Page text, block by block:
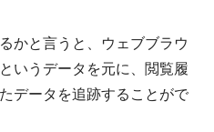
かと言うと、ウェブブラウ
いうデータを元に、閲覧履
データを追跡することがで